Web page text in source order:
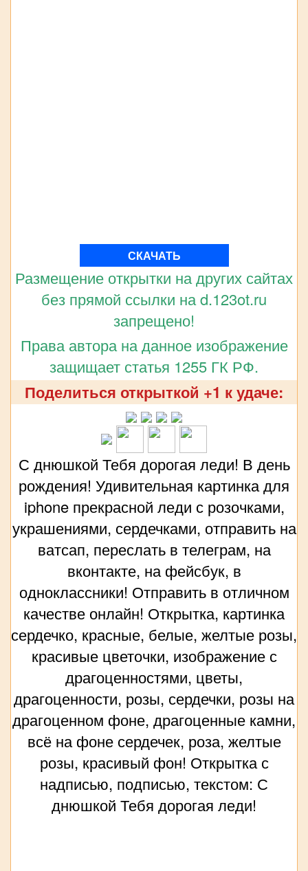
СКАЧАТЬ
Размещение открытки на других сайтах
без прямой ссылки на d.123ot.ru
запрещено!
Права автора на данное изображение
защищает статья 1255 ГК РФ.
Поделиться открыткой +1 к удаче:
С днюшкой Тебя дорогая леди! В день
рождения! Удивительная картинка для
iphone прекрасной леди с розочками,
украшениями, сердечками, отправить на
ватсап, переслать в телеграм, на
вконтакте, на фейсбук, в
одноклассники! Отправить в отличном
качестве онлайн! Открытка, картинка
сердечко, красные, белые, желтые розы,
красивые цветочки, изображение с
драгоценностями, цветы,
драгоценности, розы, сердечки, розы на
драгоценном фоне, драгоценные камни,
всё на фоне сердечек, роза, желтые
розы, красивый фон! Открытка с
надписью, подписью, текстом: С
днюшкой Тебя дорогая леди!